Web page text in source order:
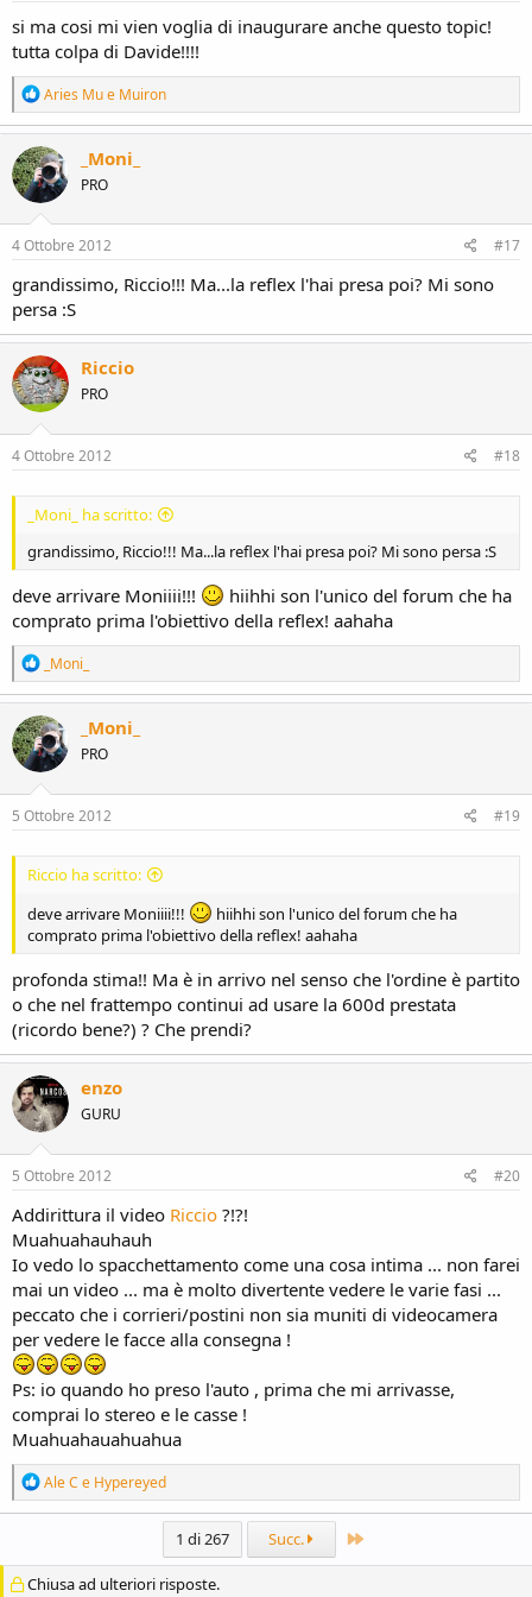
si ma cosi mi vien voglia di inaugurare anche questo topic!
tutta colpa di Davide!!!!
R
e
a
c
t
i
o
n
s
Aries Mue Muiron
_Moni_
PRO
4 Ottobre 2012 #17
grandissimo, Riccio!!! Ma...la reflex l'hai presa poi? Mi sono
persa :S
Riccio
PRO
4 Ottobre 2012 #18
_Moni_ ha scritto:
grandissimo, Riccio!!! Ma...la reflex l'hai presa poi? Mi sono persa :S
deve arrivare Moniiii!!!
hiihhi son l'unico del forum che ha
comprato prima l'obiettivo della reflex! aahaha
e
a
c
t
i
o
n
s
_Moni_
_Moni_
PRO
5 Ottobre 2012 #19
Riccio ha scritto:
deve arrivare Moniiii!!!
hiihhi son l'unico del forum che ha
comprato prima l'obiettivo della reflex! aahaha
profonda stima!! Ma è in arrivo nel senso che l'ordine è partito
o che nel frattempo continui ad usare la 600d prestata
(ricordo bene?) ? Che prendi?
enzo
GURU
5 Ottobre 2012 #20
Addirittura il video Riccio ?!?!
Muahuahauhauh
Io vedo lo spacchettamento come una cosa intima ... non farei
mai un video ... ma è molto divertente vedere le varie fasi ...
peccato che i corrieri/postini non sia muniti di videocamera
per vedere le facce alla consegna !
Ps: io quando ho preso l'auto , prima che mi arrivasse,
comprai lo stereo e le casse !
Muahuahauahuahua
R
e
a
Ale C e Hypereyed
1 di 267 Succ. Ultimo
Chiusa ad ulteriori risposte.